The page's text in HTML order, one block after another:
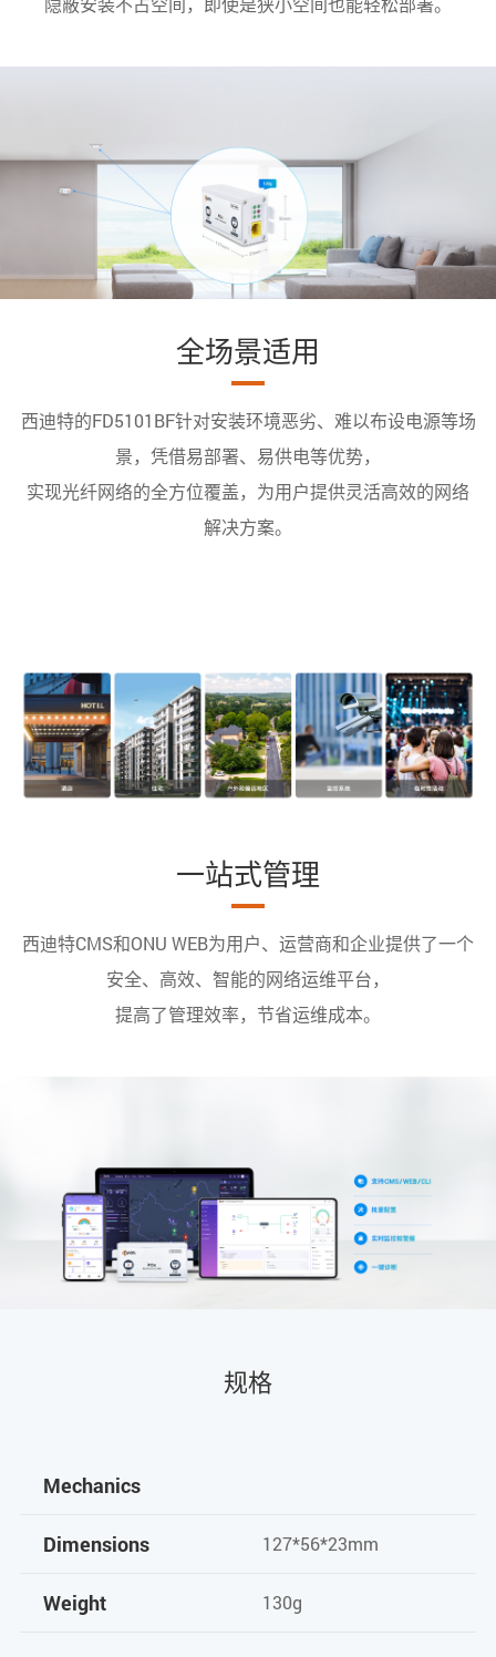
全场景适用
西迪特的FD5101BF针对安装环境恶劣、难以布设电源等场
景，凭借易部署、易供电等优势，
实现光纤网络的全方位覆盖，为用户提供灵活高效的网络
解决方案。
一站式管理
西迪特CMS和ONU WEB为用户、运营商和企业提供了一个
安全、高效、智能的网络运维平台，
提高了管理效率，节省运维成本。
规格
Mechanics
Dimensions 127*56*23mm
Weight 130g